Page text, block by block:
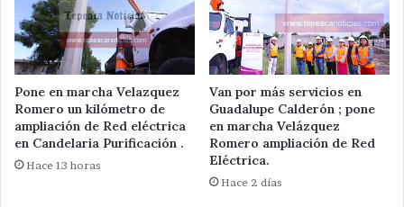
Pone en marcha Velazquez
Romero un kilómetro de
ampliación de Red eléctrica
en Candelaria Purificación .
Hace 13 horas
Van por más servicios en
Guadalupe Calderón ; pone
en marcha Velázquez
Romero ampliación de Red
Eléctrica.
Hace 2 días